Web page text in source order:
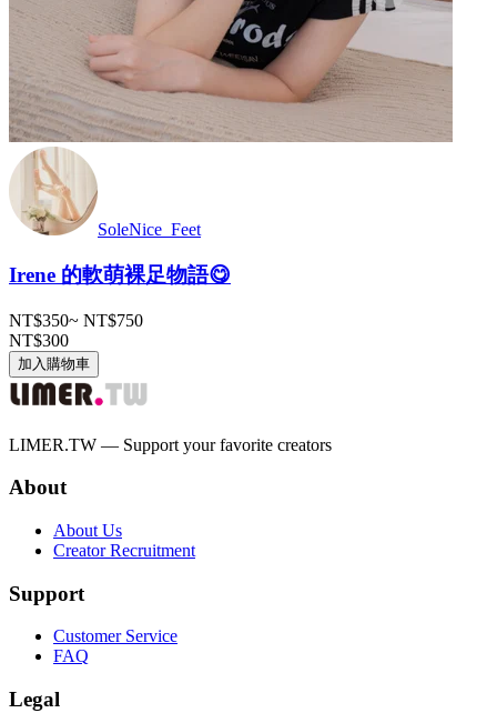
SoleNice_Feet
Irene 的軟萌裸足物語😋
NT$350~ NT$750
NT$300
加入購物車
LIMER.TW — Support your favorite creators
About
About Us
Creator Recruitment
Support
Customer Service
FAQ
Legal